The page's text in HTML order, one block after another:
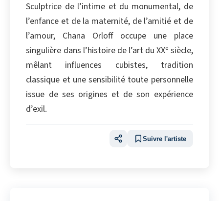
Sculptrice de l’intime et du monumental, de
l’enfance et de la maternité, de l’amitié et de
l’amour, Chana Orloff occupe une place
singulière dans l’histoire de l’art du XXᵉ siècle,
mêlant influences cubistes, tradition
classique et une sensibilité toute personnelle
issue de ses origines et de son expérience
d’exil.
Suivre l'artiste